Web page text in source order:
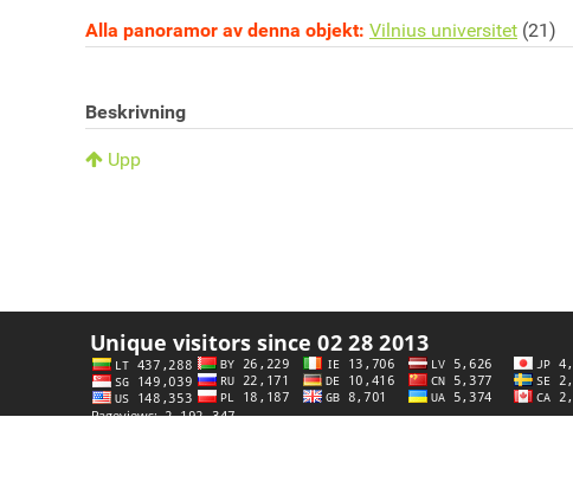
Alla panoramor av denna objekt: Vilnius universitet (21)
Beskrivning
Upp